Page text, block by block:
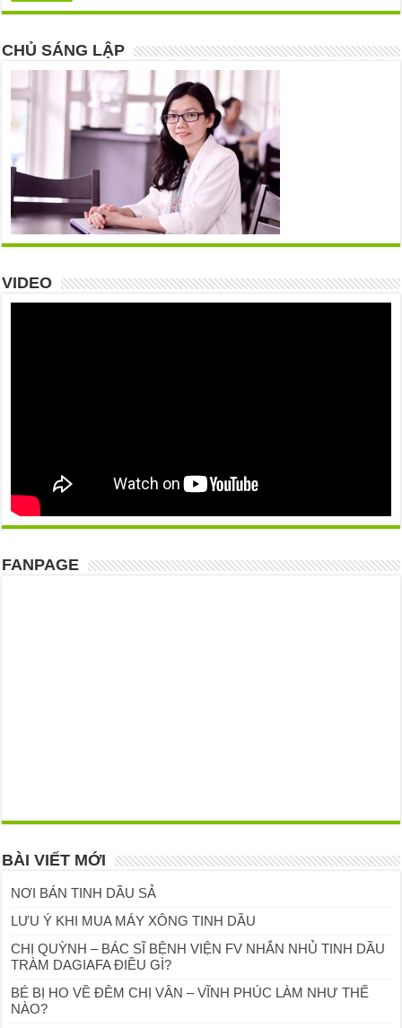
CHỦ SÁNG LẬP
VIDEO
FANPAGE
BÀI VIẾT MỚI
NƠI BÁN TINH DẦU SẢ
LƯU Ý KHI MUA MÁY XÔNG TINH DẦU
CHỊ QUỲNH – BÁC SĨ BỆNH VIỆN FV NHẮN NHỦ TINH DẦU
TRÀM DAGIAFA ĐIỀU GÌ?
BÉ BỊ HO VỀ ĐÊM CHỊ VÂN – VĨNH PHÚC LÀM NHƯ THẾ
NÀO?